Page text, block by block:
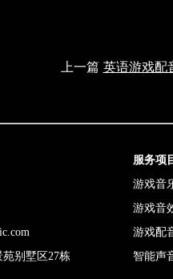
上一篇 英语游戏配
别墅区27栋
服务项
游戏音
游戏音
游戏配
智能声